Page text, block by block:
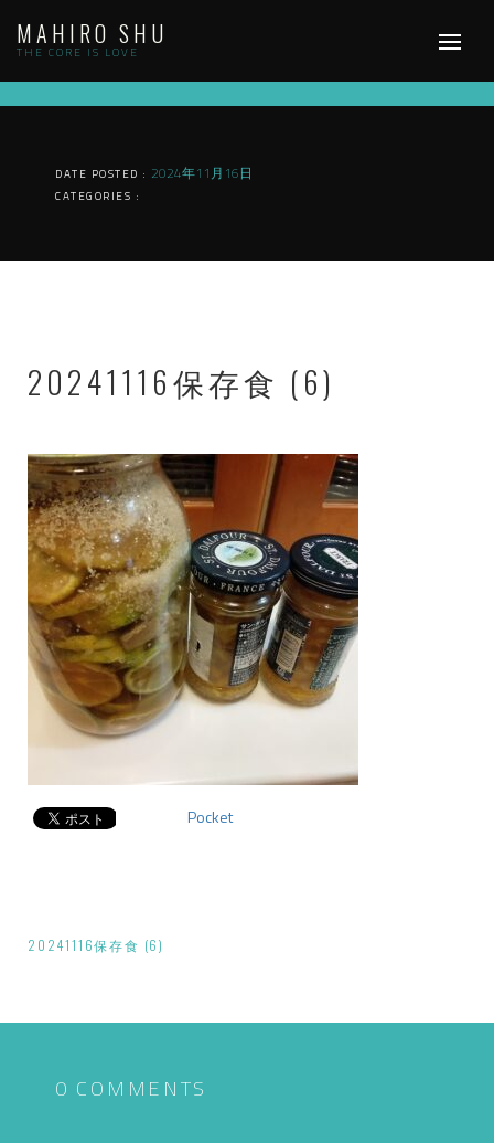
content
MAHIRO SHU
THE CORE IS LOVE
DATE POSTED : 2024年11月16日
CATEGORIES :
20241116保存食 (6)
Pocket
投
ナ
20241116保存食 (6)
0 COMMENTS